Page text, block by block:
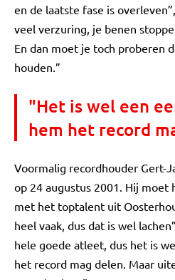
en de laatste fase is
veel verzuring, je benen
En dan moet je toch proberen
houden.”
"Het is wel een
hem het record
Voormalig recordhouder Gert-
op 24 augustus 2001. Hij moet
met het toptalent uit
heel vaak, dus dat is wel
hele goede atleet, dus het is
het record mag delen. Maar